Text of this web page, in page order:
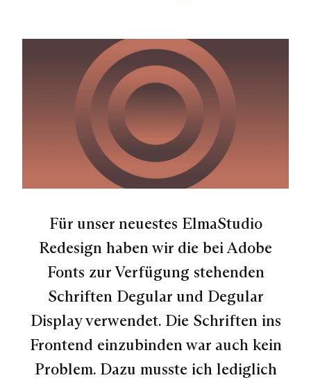
Für unser neuestes ElmaStudio
Redesign haben wir die bei Adobe
Fonts zur Verfügung stehenden
Schriften Degular und Degular
Display verwendet. Die Schriften ins
Frontend einzubinden war auch kein
Problem. Dazu musste ich lediglich